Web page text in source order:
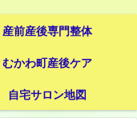
産前産後専門整体
むかわ町産後ケア
自宅サロン地図